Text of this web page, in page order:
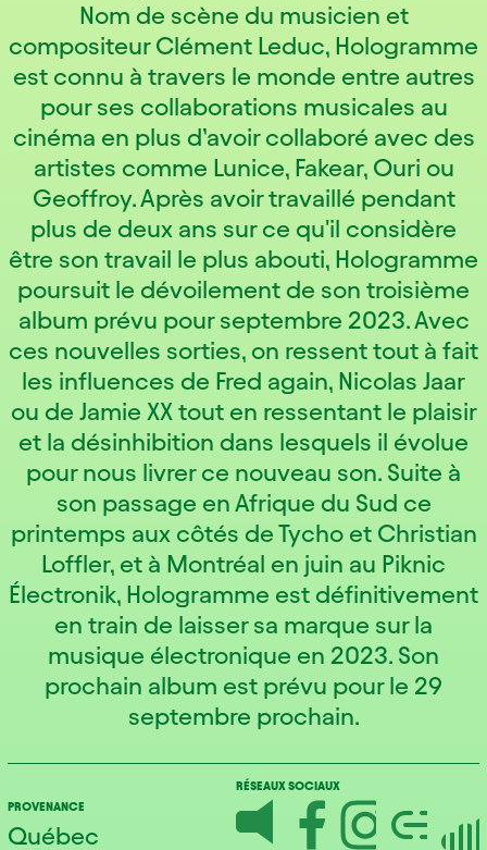
Nom de scène du musicien et
compositeur Clément Leduc, Hologramme
est connu à travers le monde entre autres
pour ses collaborations musicales au
cinéma en plus d’avoir collaboré avec des
artistes comme Lunice, Fakear, Ouri ou
Geoffroy. Après avoir travaillé pendant
plus de deux ans sur ce qu'il considère
être son travail le plus abouti, Hologramme
poursuit le dévoilement de son troisième
album prévu pour septembre 2023. Avec
ces nouvelles sorties, on ressent tout à fait
les influences de Fred again, Nicolas Jaar
ou de Jamie XX tout en ressentant le plaisir
et la désinhibition dans lesquels il évolue
pour nous livrer ce nouveau son. Suite à
son passage en Afrique du Sud ce
printemps aux côtés de Tycho et Christian
Loffler, et à Montréal en juin au Piknic
Électronik, Hologramme est définitivement
en train de laisser sa marque sur la
musique électronique en 2023. Son
prochain album est prévu pour le 29
septembre prochain.
PROVENANCE
Québec
RÉSEAUX SOCIAUX